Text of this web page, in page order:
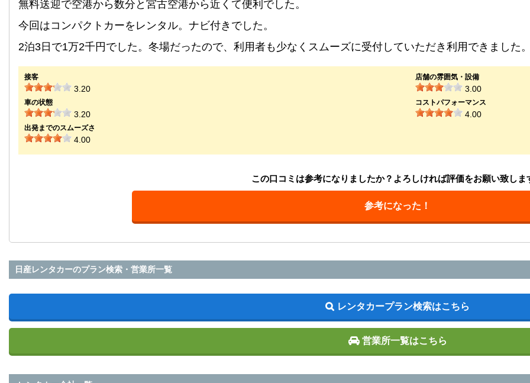
無料送迎で空港から数分と宮古空港から近くて便利でした。
今回はコンパクトカーをレンタル。ナビ付きでした。
2泊3日で1万2千円でした。冬場だったので、利用者も少なくスムーズに受付していただき利用できました
接客
3.20
店舗の雰囲気・設備
3.00
車の状態
3.20
コストパフォーマンス
4.00
出発までのスムーズさ
4.00
この口コミは参考になりましたか？よろしければ評価をお願い致しま
参考になった！
日産レンタカーのプラン検索・営業所一覧
レンタカープラン検索はこちら
営業所一覧はこちら